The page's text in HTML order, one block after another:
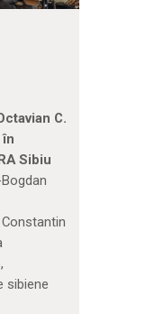
C.
în
Sibiu
sibiene